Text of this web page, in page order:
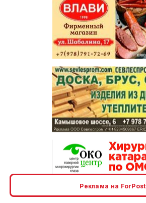
Реклама на ForPost